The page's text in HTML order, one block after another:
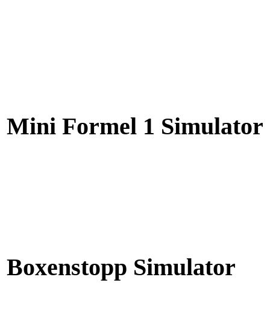
Mini Formel 1 Simulator
Boxenstopp Simulator